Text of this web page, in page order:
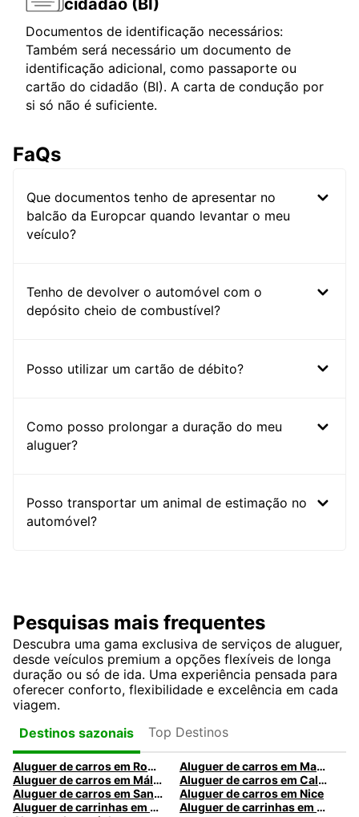
cidadão (BI)
Documentos de identificação necessários:
Também será necessário um documento de
identificação adicional, como passaporte ou
cartão do cidadão (BI). A carta de condução por
si só não é suficiente.
FaQs
Que documentos tenho de apresentar no
balcão da Europcar quando levantar o meu
veículo?
Tenho de devolver o automóvel com o
depósito cheio de combustível?
Posso utilizar um cartão de débito?
Como posso prolongar a duração do meu
aluguer?
Posso transportar um animal de estimação no
automóvel?
Pesquisas mais frequentes
Descubra uma gama exclusiva de serviços de aluguer,
desde veículos premium a opções flexíveis de longa
duração ou só de ida. Uma experiência pensada para
oferecer conforto, flexibilidade e excelência em cada
viagem.
Destinos sazonais
Top Destinos
Aluguer de carros em Roma
Aluguer de carros em Madrid
Aluguer de carros em Málaga
Aluguer de carros em Caldas da Rainha
Aluguer de carros em Santa Maria da Feira
Aluguer de carros em Nice
Aluguer de carrinhas em Nice
Aluguer de carrinhas em Santa Maria da Feira